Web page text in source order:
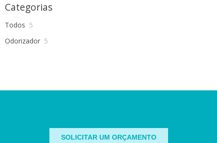
Categorias
Todos 5
Odorizador 5
SOLICITAR UM ORÇAMENTO